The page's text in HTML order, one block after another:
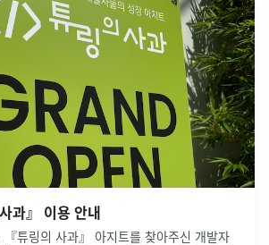
과』 이용 안내
『튜링의 사과』 아지트를 찾아주신 개발자